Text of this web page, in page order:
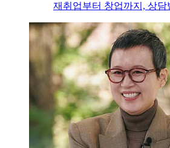
재취업부터 창업까지, 상